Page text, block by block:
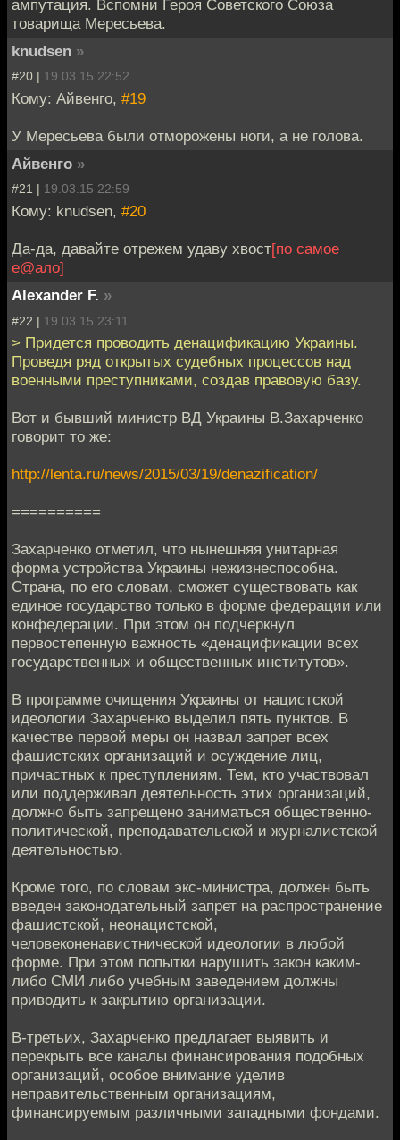
ампутация. Вспомни Героя Советского Союза
товарища Мересьева.
knudsen »
#20 | 19.03.15 22:52
Кому: Айвенго, #19
У Мересьева были отморожены ноги, а не голова.
Айвенго »
#21 | 19.03.15 22:59
Кому: knudsen, #20
Да-да, давайте отрежем удаву хвост[по самое
е@ало]
Alexander F. »
#22 | 19.03.15 23:11
> Придется проводить денацификацию Украины.
Проведя ряд открытых судебных процессов над
военными преступниками, создав правовую базу.
Вот и бывший министр ВД Украины В.Захарченко
говорит то же:
http://lenta.ru/news/2015/03/19/denazification/
==========
Захарченко отметил, что нынешняя унитарная
форма устройства ‪‎Украины‬ нежизнеспособна.
Страна, по его словам, сможет существовать как
единое государство только в форме федерации или
конфедерации. При этом он подчеркнул
первостепенную важность «денацификации всех
государственных и общественных институтов».
В программе очищения Украины от нацистской
идеологии Захарченко выделил пять пунктов. В
качестве первой меры он назвал запрет всех
фашистских организаций и осуждение лиц,
причастных к преступлениям. Тем, кто участвовал
или поддерживал деятельность этих организаций,
должно быть запрещено заниматься общественно-
политической, преподавательской и журналистской
деятельностью.
Кроме того, по словам экс-министра, должен быть
введен законодательный запрет на распространение
фашистской, неонацистской,
человеконенавистнической идеологии в любой
форме. При этом попытки нарушить закон каким-
либо СМИ либо учебным заведением должны
приводить к закрытию организации.
В-третьих, Захарченко предлагает выявить и
перекрыть все каналы финансирования подобных
организаций, особое внимание уделив
неправительственным организациям,
финансируемым различными западными фондами.